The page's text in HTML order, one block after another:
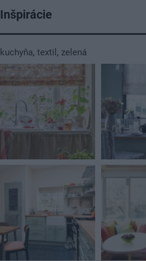
Inšpirácie
kuchyňa, textil , zelená